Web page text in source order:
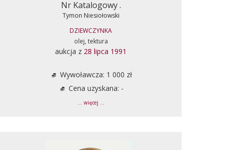
Nr Katalogowy .
Tymon Niesiołowski
DZIEWCZYNKA
olej, tektura
aukcja z 28 lipca 1991
Wywoławcza: 1 000 zł
Cena uzyskana: -
... więcej ...